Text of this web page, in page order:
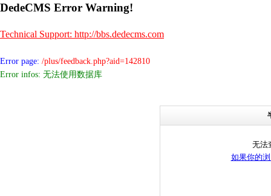
DedeCMS Error Warning!
Technical Support: http://bbs.dedecms.com
Error page: /plus/feedback.php?aid=142810
Error infos: 无法使用数据库
无法
如果你的